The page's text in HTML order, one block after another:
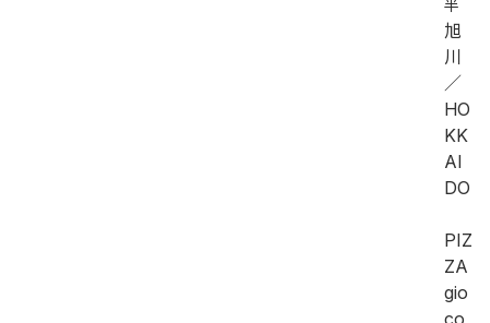
半
旭
川
／
HO
KK
AI
DO
PIZ
ZA
gio
co